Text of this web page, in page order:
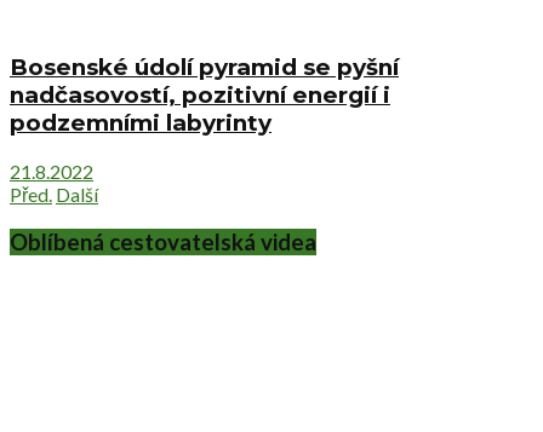
Bosenské údolí pyramid se pyšní
nadčasovostí, pozitivní energií i
podzemními labyrinty
21.8.2022
Před. Další
Oblíbená cestovatelská videa